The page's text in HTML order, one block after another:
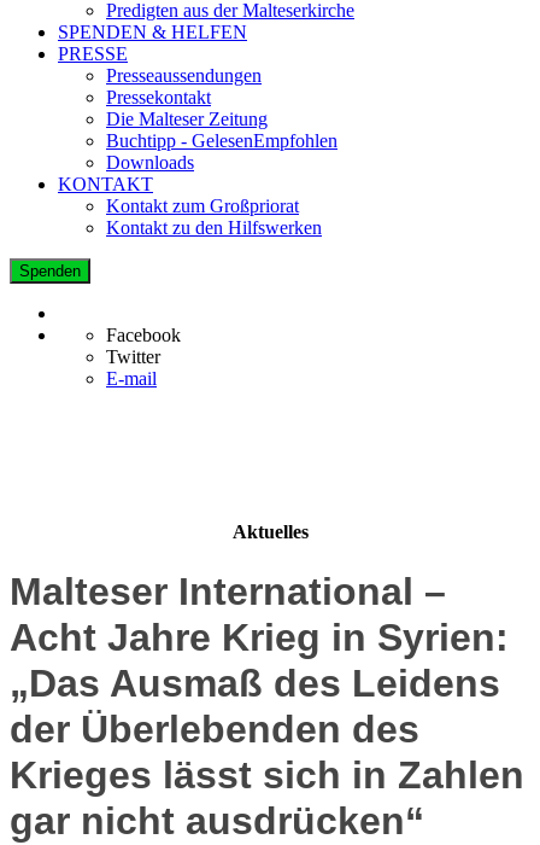
Predigten aus der Malteserkirche
SPENDEN & HELFEN
PRESSE
Presseaussendungen
Pressekontakt
Die Malteser Zeitung
Buchtipp - GelesenEmpfohlen
Downloads
KONTAKT
Kontakt zum Großpriorat
Kontakt zu den Hilfswerken
Spenden
Facebook
Twitter
E-mail
Aktuelles
Malteser International –
Acht Jahre Krieg in Syrien:
„Das Ausmaß des Leidens
der Überlebenden des
Krieges lässt sich in Zahlen
gar nicht ausdrücken“